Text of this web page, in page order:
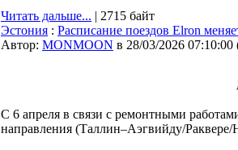
Читать дальше... | 2715 байт
Эстония : Расписание поездов Elron
Автор: MONMOON в 28/03/2026 07:10:00
С 6 апреля в связи с ремонтными
направления (Таллин–Аэгвийду/